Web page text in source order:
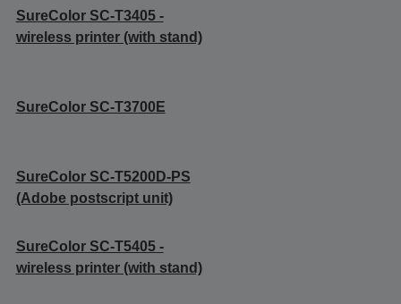
SureColor SC-T3405 -
wireless printer (with stand)
SureColor SC-T3700E
SureColor SC-T5200D-PS
(Adobe postscript unit)
SureColor SC-T5405 -
wireless printer (with stand)